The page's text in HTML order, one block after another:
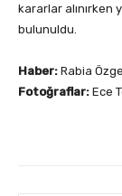
kararlar alınırken
bulunuldu.
Haber: Rabia
Fotoğraflar: Ece